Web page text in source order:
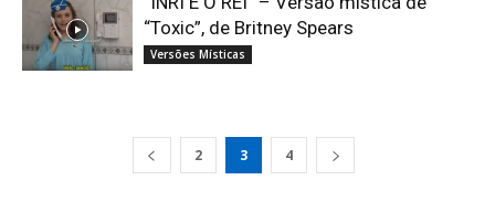
“Toxic”, de Britney Spears
Versões Místicas
2 3 4